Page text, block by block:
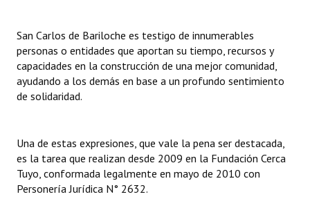
Audiencias Públicas - Registro
Mujeres que Dejaron Huellas - Registro
Periodistas Decanos - Registro
Banca del Vecino - Registro
Huéspedes de Honor - Registro
San Carlos de Bariloche es testigo de innumerables
personas o entidades que aportan su tiempo, recursos y
capacidades en la construcción de una mejor comunidad,
ayudando a los demás en base a un profundo sentimiento
de solidaridad.
Una de estas expresiones, que vale la pena ser destacada,
es la tarea que realizan desde 2009 en la Fundación Cerca
Tuyo, conformada legalmente en mayo de 2010 con
Personería Jurídica N° 2632.